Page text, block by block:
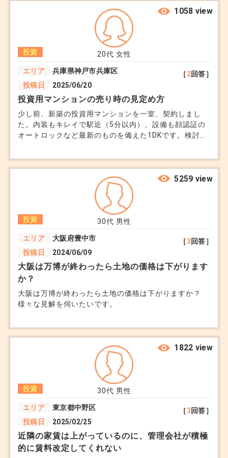
管理会社の実績や評判を確認。
リスク3: 資産価値の下落
新築物件は購入直後に価値が下がることが多く、将
来的な売却益が期待できない場合があります。
ヘッジ策:
中古物件を選ぶ:
再開発が進むエリアでは、資産価値が上昇する可能
リスク4: 金利上昇
ローン金利が上昇すると、月々の返済額が増加し、
キャッシュフローが悪化します。
ヘッジ策:
借入額を減らすことで金利上昇の影響を抑える。
リスク5: 税制や政策の変化
税制の変更や政策転換で、不動産投資の条件が悪化
する可能性があります。
際に確定申告をしてみても、節税効果はごくわずか。
むしろ管理費や修繕積立金、空室の際などは持ち出しの
ほうが多く、 これって本当に節税になってるのか？と
は…。 もう売却したほうがいいですかね。
20代 女性
投資
エリア
兵庫県神戸市兵庫区
投稿日
2025/06/20
［2回答］
1058 view
投資用マンションの売り時の見定め方
少し前、新築の投資用マンションを一室、契約しまし
た。内装もキレイで駅近（5分以内）、設備も顔認証の
オートロックなど最新のものを備えた1DKです。検討
件だと思い契約しました。 しかしその後、その物件が
面する道路が、かなり有名な風俗街の境目になる道路ら
しいと知りました。調べると、物件に風俗店が隣接して
はいるわけではないものの、周辺地域の中で唯一、治安
の点で避けるべきとされている一帯だと分かりました。
いくら設備が良くても、近隣の安全な物件を差し置いて
売れるのか心配です。こうなると、戸数が多いこともデ
メリットに思えてきました。 しかし、今売るにはまだ
ローンのほうが圧倒的に多いです。 この場合、いつ頃
売るのがダメージが少なく済むでしょうか。それとも、
そんなに心配する必要はないのでしょうか。 教えてく
ださい。
30代 男性
投資
エリア
大阪府豊中市
投稿日
2024/06/09
［3回答］
5259 view
大阪は万博が終わったら土地の価格は下がります
か？
大阪は万博が終わったら土地の価格は下がりますか？
様々な見解を伺いたいです。
30代 男性
投資
エリア
東京都中野区
投稿日
2025/02/25
［3回答］
1822 view
近隣の家賃は上がっているのに、管理会社が積極
的に賃料改定してくれない